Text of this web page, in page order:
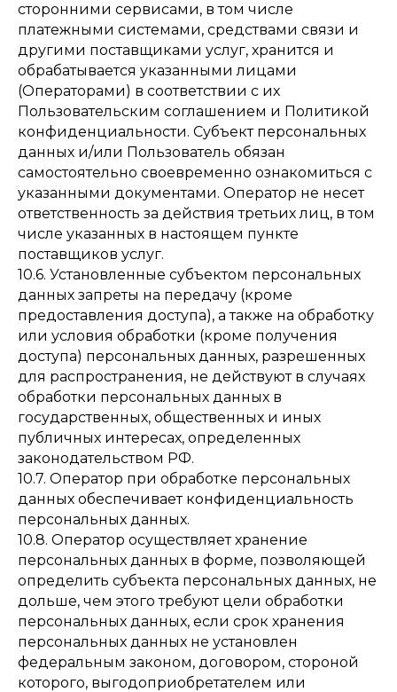
сторонними сервисами, в том числе
платежными системами, средствами связи и
другими поставщиками услуг, хранится и
обрабатывается указанными лицами
(Операторами) в соответствии с их
Пользовательским соглашением и Политикой
конфиденциальности. Субъект персональных
данных и/или Пользователь обязан
самостоятельно своевременно ознакомиться с
указанными документами. Оператор не несет
ответственность за действия третьих лиц, в том
числе указанных в настоящем пункте
поставщиков услуг.
10.6. Установленные субъектом персональных
данных запреты на передачу (кроме
предоставления доступа), а также на обработку
или условия обработки (кроме получения
доступа) персональных данных, разрешенных
для распространения, не действуют в случаях
обработки персональных данных в
государственных, общественных и иных
публичных интересах, определенных
законодательством РФ.
10.7. Оператор при обработке персональных
данных обеспечивает конфиденциальность
персональных данных.
10.8. Оператор осуществляет хранение
персональных данных в форме, позволяющей
определить субъекта персональных данных, не
дольше, чем этого требуют цели обработки
персональных данных, если срок хранения
персональных данных не установлен
федеральным законом, договором, стороной
которого, выгодоприобретателем или